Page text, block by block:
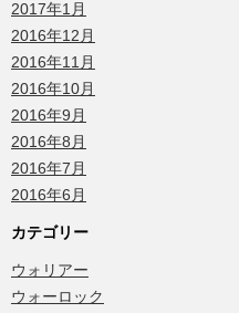
2017年1月
2016年12月
2016年11月
2016年10月
2016年9月
2016年8月
2016年7月
2016年6月
カテゴリー
ウォリアー
ウォーロック